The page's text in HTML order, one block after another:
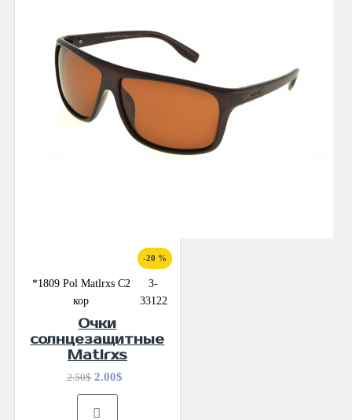
-20 %
*1809 Pol Matlrxs С2
кор
3-
33122
Очки
солнцезащитные
Matlrxs
2.50$ 2.00$